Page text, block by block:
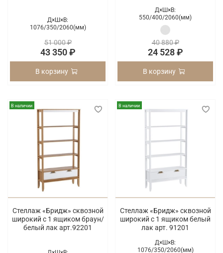
Д×Ш×В:
1076/350/2060(мм)
51 000 ₽
43 350 ₽
В корзину
Д×Ш×В:
550/400/2060(мм)
40 880 ₽
24 528 ₽
В корзину
В наличии
Стеллаж «Бридж» сквозной
широкий с 1 ящиком браун/
белый лак арт.92201
В наличии
Стеллаж «Бридж» сквозной
широкий с 1 ящиком белый
лак арт. 91201
Д×Ш×В:
1076/350/2060(мм)